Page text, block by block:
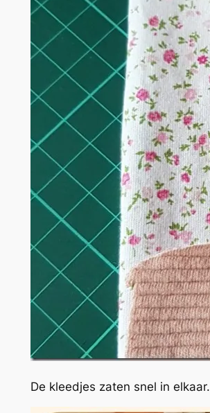
De kleedjes zaten snel in elkaar.